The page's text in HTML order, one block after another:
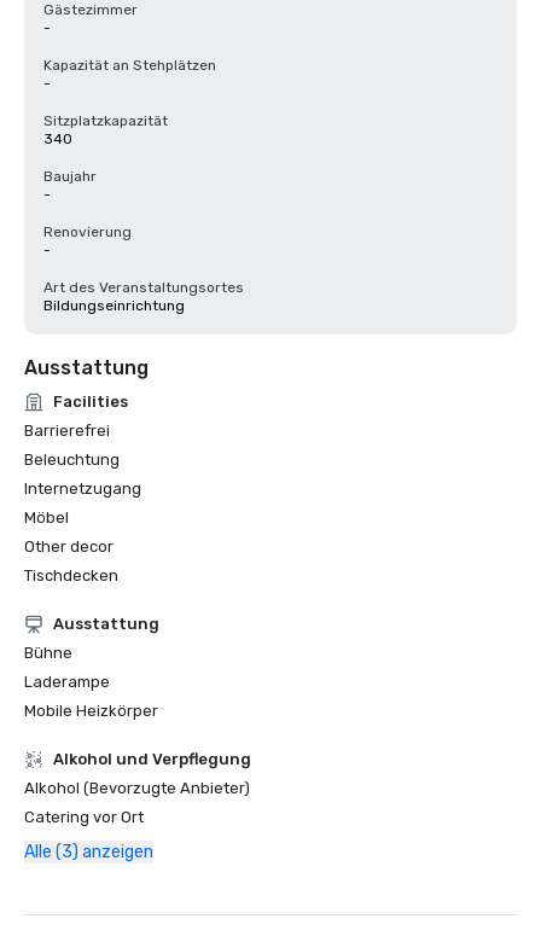
Gästezimmer
-
Kapazität an Stehplätzen
-
Sitzplatzkapazität
340
Baujahr
-
Renovierung
-
Art des Veranstaltungsortes
Bildungseinrichtung
Ausstattung
Facilities
Barrierefrei
Beleuchtung
Internetzugang
Möbel
Other decor
Tischdecken
Ausstattung
Bühne
Laderampe
Mobile Heizkörper
‪Alkohol‬ und Verpflegung
Alkohol (Bevorzugte Anbieter)
Catering vor Ort
Alle (3) anzeigen